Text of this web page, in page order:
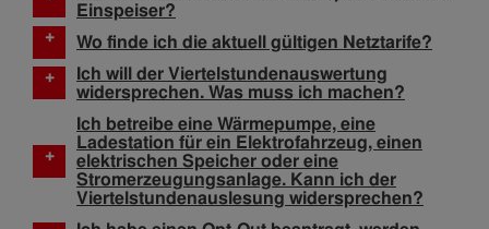
Einspeiser?
+
Wo finde ich die aktuell gültigen Netztarife?
+
Ich will der Viertelstundenauswertung
widersprechen. Was muss ich machen?
+
Ich betreibe eine Wärmepumpe, eine
Ladestation für ein Elektrofahrzeug, einen
elektrischen Speicher oder eine
Stromerzeugungsanlage. Kann ich der
Viertelstundenauslesung widersprechen?